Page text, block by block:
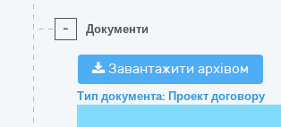
- Документи
Завантажити архівом
Тип документа: Проект договору